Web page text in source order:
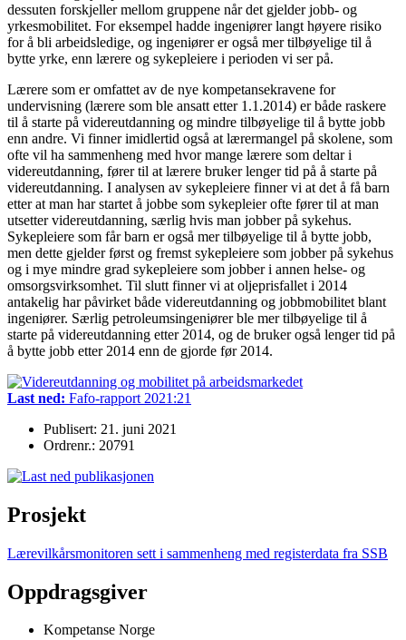
dessuten forskjeller mellom gruppene når det gjelder jobb- og
yrkesmobilitet. For eksempel hadde ingeniører langt høyere risiko
for å bli arbeidsledige, og ingeniører er også mer tilbøyelige til å
bytte yrke, enn lærere og sykepleiere i perioden vi ser på.
Lærere som er omfattet av de nye kompetansekravene for
undervisning (lærere som ble ansatt etter 1.1.2014) er både raskere
til å starte på videreutdanning og mindre tilbøyelige til å bytte jobb
enn andre. Vi finner imidlertid også at lærermangel på skolene, som
ofte vil ha sammenheng med hvor mange lærere som deltar i
videreutdanning, fører til at lærere bruker lenger tid på å starte på
videreutdanning. I analysen av sykepleiere finner vi at det å få barn
etter at man har startet å jobbe som sykepleier ofte fører til at man
utsetter videreutdanning, særlig hvis man jobber på sykehus.
Sykepleiere som får barn er også mer tilbøyelige til å bytte jobb,
men dette gjelder først og fremst sykepleiere som jobber på sykehus
og i mye mindre grad sykepleiere som jobber i annen helse- og
omsorgsvirksomhet. Til slutt finner vi at oljeprisfallet i 2014
antakelig har påvirket både videreutdanning og jobbmobilitet blant
ingeniører. Særlig petroleumsingeniører ble mer tilbøyelige til å
starte på videreutdanning etter 2014, og de bruker også lenger tid på
å bytte jobb etter 2014 enn de gjorde før 2014.
Last ned: Fafo-rapport 2021:21
Publisert: 21. juni 2021
Ordrenr.: 20791
Prosjekt
Lærevilkårsmonitoren sett i sammenheng med registerdata fra SSB
Oppdragsgiver
Kompetanse Norge